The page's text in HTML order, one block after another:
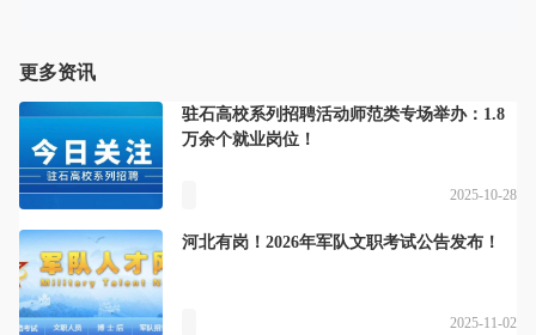
更多资讯
驻石高校系列招聘活动师范类专场举办：1.8
万余个就业岗位！
2025-10-28
河北有岗！2026年军队文职考试公告发布！
2025-11-02